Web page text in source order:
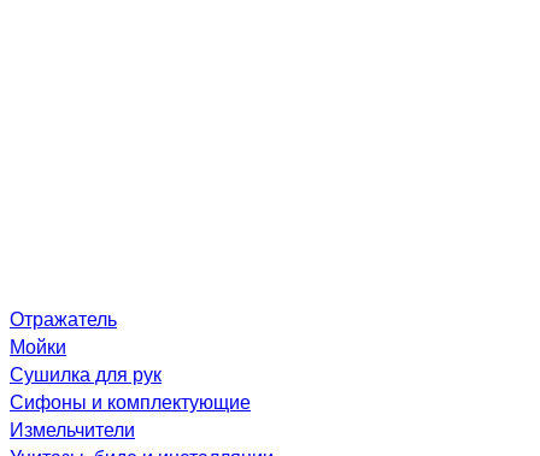
Отражатель
Мойки
Сушилка для рук
Сифоны и комплектующие
Измельчители